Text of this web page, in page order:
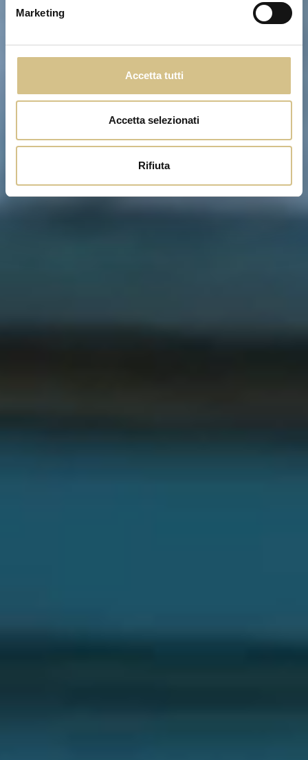
Marketing
Accetta tutti
Accetta selezionati
Rifiuta